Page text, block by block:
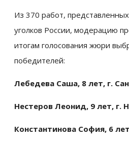
Из 370 работ,
уголков России, модерацию
итогам голосования жюри
победителей:
Лебедева Саша, 8 лет, г.
Нестеров Леонид, 9 лет, г.
Константинова София, 6